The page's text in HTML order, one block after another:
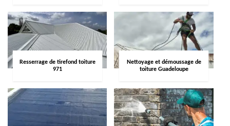
Resserrage de tirefond toiture
971
Nettoyage et démoussage de
toiture Guadeloupe